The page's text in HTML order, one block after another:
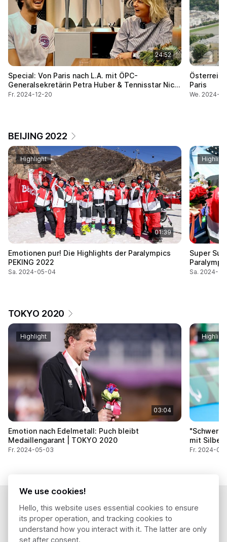
24:52
Special: Von Paris nach L.A. mit ÖPC-
Generalsekretärin Petra Huber & Tennisstar Nico
Langmann
Fr. 2024-12-20
Paris
We. 2024-
BEIJING 2022
Highlight
01:39
Emotionen pur! Die Highlights der Paralympics
PEKING 2022
Sa. 2024-05-04
Super
Sa. 2024-
TOKYO 2020
Highlight
03:04
Emotion nach Edelmetall: Puch bleibt
Medaillengarant | TOKYO 2020
Fr. 2024-05-03
"Schwer
mit Silber
Fr. 2024-
Contact
We use cookies!
Hello, this website uses essential cookies to ensure
its proper operation, and tracking cookies to
understand how you interact with it. The latter are only
set after consent.